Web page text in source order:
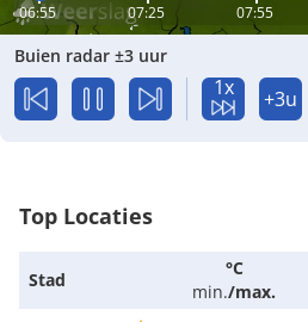
06:55 07:25 07:55
Buien radar ±3 uur
1x +3u
Top Locaties
Stad
°C
min./max.